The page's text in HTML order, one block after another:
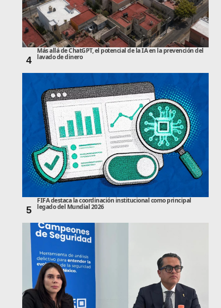
4
Más allá de ChatGPT, el potencial de la IA en la prevención del
lavado de dinero
5
FIFA destaca la coordinación institucional como principal
legado del Mundial 2026